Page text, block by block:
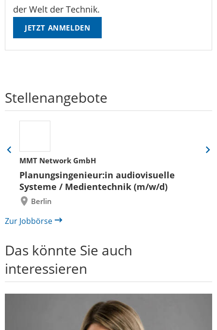
der Welt der Technik.
JETZT ANMELDEN
Stellenangebote
MMT Network GmbH
Planungsingenieur:in audiovisuelle
Systeme / Medientechnik (m/w/d)
Berlin
Eine
Folie
zurück
Eine
Zur Jobbörse
Das könnte Sie auch
interessieren